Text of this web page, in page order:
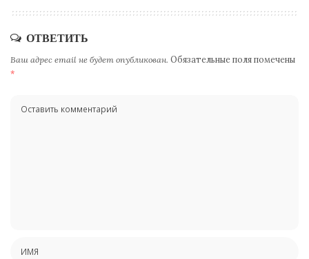
ОТВЕТИТЬ
Ваш адрес email не будет опубликован. Обязательные поля помечены
*